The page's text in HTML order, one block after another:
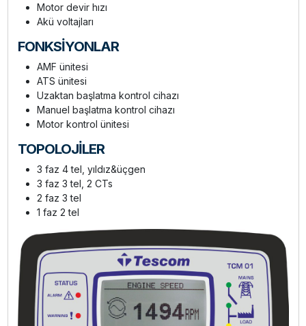
Motor devir hızı
Akü voltajları
FONKSİYONLAR
AMF ünitesi
ATS ünitesi
Uzaktan başlatma kontrol cihazı
Manuel başlatma kontrol cihazı
Motor kontrol ünitesi
TOPOLOJİLER
3 faz 4 tel, yıldız&üçgen
3 faz 3 tel, 2 CTs
2 faz 3 tel
1 faz 2 tel